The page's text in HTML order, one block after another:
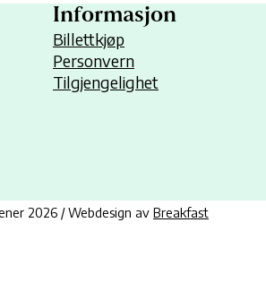
Informasjon
Billettkjøp
Personvern
Tilgjengelighet
2026 / Webdesign av Breakfast